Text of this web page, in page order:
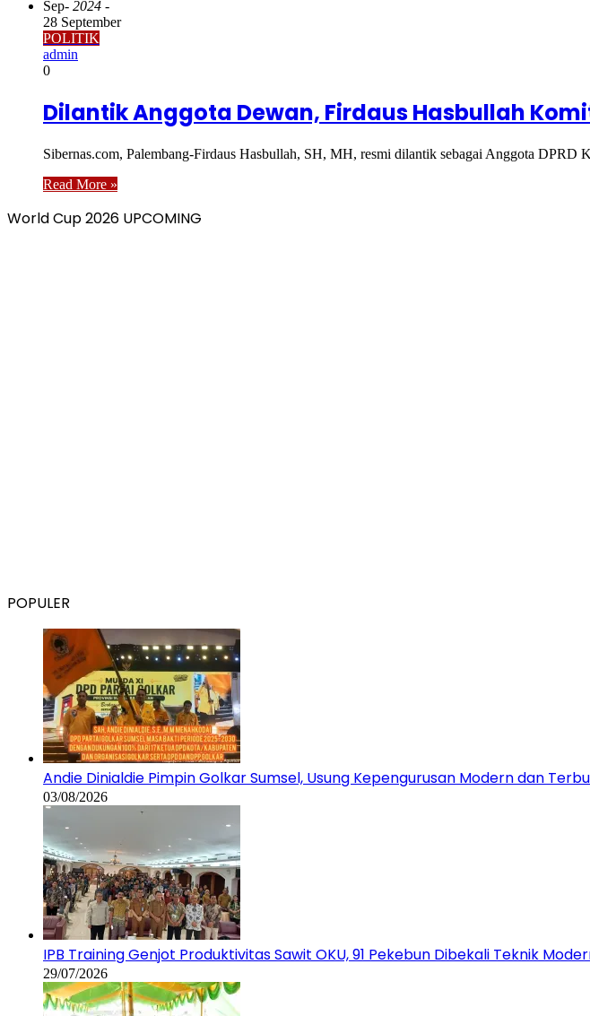
Sep- 2024 -
28 September
POLITIK
admin
0
Dilantik Anggota Dewan, Firdaus Hasbullah
Sibernas.com, Palembang-Firdaus Hasbullah, SH, MH, resmi dilantik sebagai Anggota
Read More »
World Cup 2026 UPCOMING
POPULER
Andie Dinialdie Pimpin Golkar Sumsel, Usung Kepengurusan Modern dan
03/08/2026
IPB Training Genjot Produktivitas Sawit OKU, 91 Pekebun Dibekali Teknik
29/07/2026